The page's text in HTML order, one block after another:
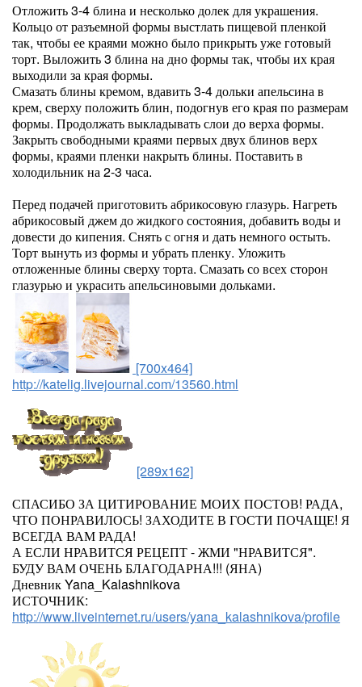
Отложить 3-4 блина и несколько долек для украшения.
Кольцо от разъемной формы выстлать пищевой пленкой
так, чтобы ее краями можно было прикрыть уже готовый
торт. Выложить 3 блина на дно формы так, чтобы их края
выходили за края формы.
Смазать блины кремом, вдавить 3-4 дольки апельсина в
крем, сверху положить блин, подогнув его края по размерам
формы. Продолжать выкладывать слои до верха формы.
Закрыть свободными краями первых двух блинов верх
формы, краями пленки накрыть блины. Поставить в
холодильник на 2-3 часа.
Перед подачей приготовить абрикосовую глазурь. Нагреть
абрикосовый джем до жидкого состояния, добавить воды и
довести до кипения. Снять с огня и дать немного остыть.
Торт вынуть из формы и убрать пленку. Уложить
отложенные блины сверху торта. Смазать со всех сторон
глазурью и украсить апельсиновыми дольками.
[700x464]
http://katelig.livejournal.com/13560.html
[289x162]
СПАСИБО ЗА ЦИТИРОВАНИЕ МОИХ ПОСТОВ! РАДА,
ЧТО ПОНРАВИЛОСЬ! ЗАХОДИТЕ В ГОСТИ ПОЧАЩЕ! Я
ВСЕГДА ВАМ РАДА!
А ЕСЛИ НРАВИТСЯ РЕЦЕПТ - ЖМИ "НРАВИТСЯ".
БУДУ ВАМ ОЧЕНЬ БЛАГОДАРНА!!! (ЯНА)
Дневник Yana_Kalashnikova
ИСТОЧНИК:
http://www.liveinternet.ru/users/yana_kalashnikova/profile